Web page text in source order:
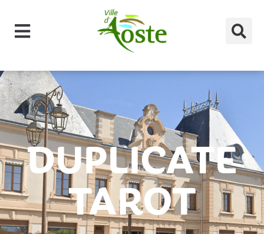
DUPLICATE
TAROT